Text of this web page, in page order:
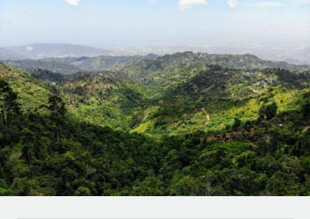
Zzp'ers internationaal onboarden en beheren
Ingewikkelde HR-taken eenvoudig uitbesteden
INFRASTRUCTUUR
Remote Embedded
HR naadloos in workflows integreren
Platform
Ingebouwde essentiële HR-functies voor je team
Start-ups
Flexibele global HR en payroll solutions voor groeiende
bedrijven
Mid-market
Teams uitbreiden met HR solutions op maat
Enterprise
Global HR voor grote bedrijven
internationale zzp'ers
LEREN MET REMOTE
Onderzoek en gidsen
Casestudy's
HR-woordenlijst
Checklists en templates
Français
Deutsch
Español
Italiano
Português (Portugal)